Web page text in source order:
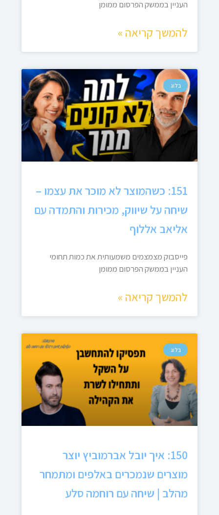
העניין בממשק הפרסום ממומן
להמשך קריאה »
בלוג
151: כשהמוצר לא מוכר את עצמו –
שיחה על שיווק, מכירות והתמדה עם
אליאב אללוף
פייסבוק מצמצמים משמעותית את כמות תחומי
העניין בממשק הפרסום ממומן
להמשך קריאה »
בלוג
150: איך יובל אברמוביץ יוצר
מוצרים שנמכרים באלפים ומתמחר
מהלב | שיחה עם רוחמה סלע